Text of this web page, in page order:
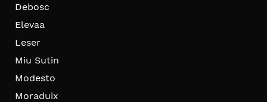
Debosc
Elevaa
Leser
Miu Sutin
Modesto
Moraduix